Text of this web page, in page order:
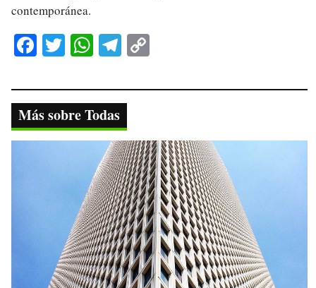
contemporánea.
Fa
bo
ok
T
tte
r
W
ts
A
pp
Te
gr
a
m
y
nk
Más sobre Todas